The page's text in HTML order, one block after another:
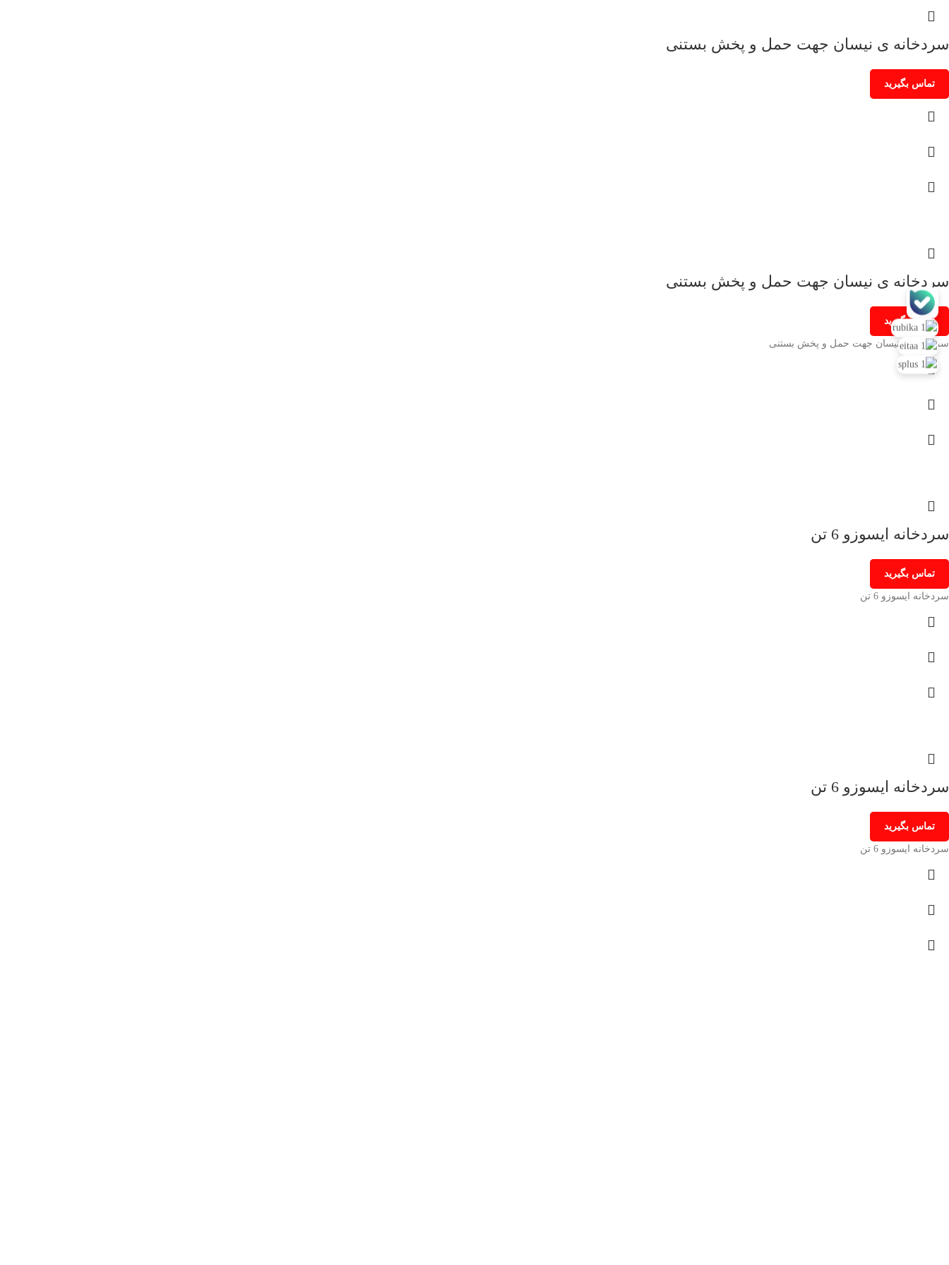
سردخانه ی نیسان جهت حمل و پخش بستنی
تماس بگیرید
سردخانه ی نیسان جهت حمل و پخش بستنی
تماس بگیرید
سردخانه ی نیسان جهت حمل و پخش بستنی
سردخانه ایسوزو 6 تن
تماس بگیرید
سردخانه ایسوزو 6 تن
سردخانه ایسوزو 6 تن
تماس بگیرید
سردخانه ایسوزو 6 تن